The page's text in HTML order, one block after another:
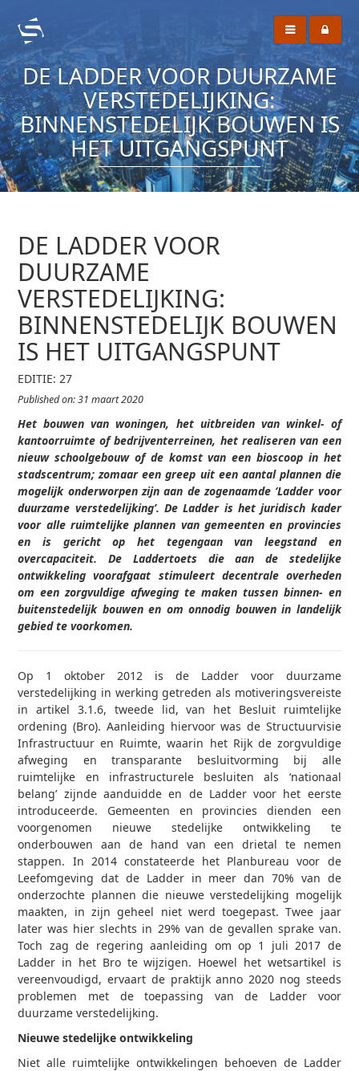
DE LADDER VOOR DUURZAME
VERSTEDELIJKING:
BINNENSTEDELIJK BOUWEN IS
HET UITGANGSPUNT
DE LADDER VOOR
DUURZAME
VERSTEDELIJKING:
BINNENSTEDELIJK BOUWEN
IS HET UITGANGSPUNT
EDITIE: 27
Published on: 31 maart 2020
Het bouwen van woningen, het uitbreiden van winkel- of
kantoorruimte of bedrijventerreinen, het realiseren van een
nieuw schoolgebouw of de komst van een bioscoop in het
stadscentrum; zomaar een greep uit een aantal plannen die
mogelijk onderworpen zijn aan de zogenaamde ‘Ladder voor
duurzame verstedelijking’. De Ladder is het juridisch kader
voor alle ruimtelijke plannen van gemeenten en provincies
en is gericht op het tegengaan van leegstand en
overcapaciteit. De Laddertoets die aan de stedelijke
ontwikkeling voorafgaat stimuleert decentrale overheden
om een zorgvuldige afweging te maken tussen binnen- en
buitenstedelijk bouwen en om onnodig bouwen in landelijk
gebied te voorkomen.
Op 1 oktober 2012 is de Ladder voor duurzame
verstedelijking in werking getreden als motiveringsvereiste
in artikel 3.1.6, tweede lid, van het Besluit ruimtelijke
ordening (Bro). Aanleiding hiervoor was de Structuurvisie
Infrastructuur en Ruimte, waarin het Rijk de zorgvuldige
afweging en transparante besluitvorming bij alle
ruimtelijke en infrastructurele besluiten als ‘nationaal
belang’ zijnde aanduidde en de Ladder voor het eerste
introduceerde. Gemeenten en provincies dienden een
voorgenomen nieuwe stedelijke ontwikkeling te
onderbouwen aan de hand van een drietal te nemen
stappen. In 2014 constateerde het Planbureau voor de
Leefomgeving dat de Ladder in meer dan 70% van de
onderzochte plannen die nieuwe verstedelijking mogelijk
maakten, in zijn geheel niet werd toegepast. Twee jaar
later was hier slechts in 29% van de gevallen sprake van.
Toch zag de regering aanleiding om op 1 juli 2017 de
Ladder in het Bro te wijzigen. Hoewel het wetsartikel is
vereenvoudigd, ervaart de praktijk anno 2020 nog steeds
problemen met de toepassing van de Ladder voor
duurzame verstedelijking.
Nieuwe stedelijke ontwikkeling
Niet alle ruimtelijke ontwikkelingen behoeven de Ladder